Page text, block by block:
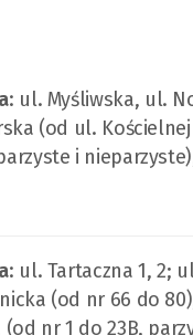
: ul. Myśliwska, ul.
(od ul.
i
: ul. Tartaczna 1, 2;
(od nr 66 do
nr 1 do 23B,